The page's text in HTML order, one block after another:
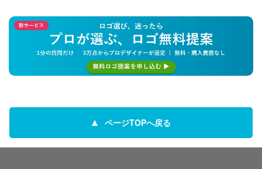
ページTOPへ戻る